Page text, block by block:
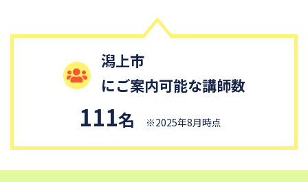
中央大学附属中学校
桐蔭学園中等教育学校
細田学園中学校
帝京大学中学校
獨協中学校
淑徳中学校
昌平中学校
成城中学校
日本大学中学校
麗澤中学校
潟上市
にご案内可能な講師数
111名 ※2025年8月時点